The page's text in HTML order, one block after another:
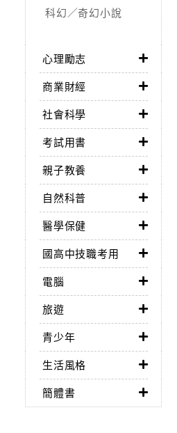
科幻／奇幻小說
心理勵志
商業財經
社會科學
考試用書
親子教養
自然科普
醫學保健
國高中技職考用
電腦
旅遊
青少年
生活風格
簡體書